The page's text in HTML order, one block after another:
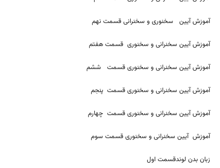
آموزش آیین سخنوری و سخنرانی قسمت نهم
آموزش آیین سخنرانی و سخنوری قسمت هفتم
آموزش آیین سخنرانی و سخنوری قسمت ششم
آموزش آیین سخنرانی و سخنوری قسمت پنجم
آموزش آیین سخنرانی و سخنوری قسمت چهارم
آموزش آیین سخنرانی و سخنوری قسمت سوم
زبان بدن لوندقسمت اول